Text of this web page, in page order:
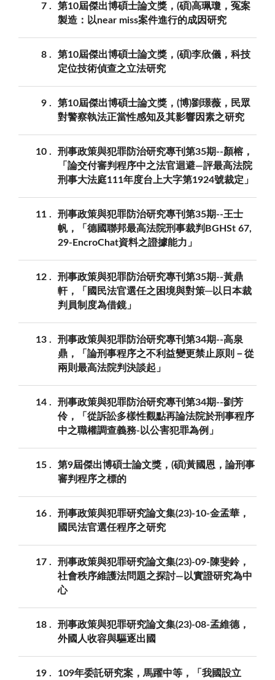
7
第10屆傑出博碩士論文獎，(碩)高珮瓊，冤案
製造：以near miss案件進行的成因研究
8
第10屆傑出博碩士論文獎，(碩)李欣儀，科技
定位技術偵查之立法研究
9
第10屆傑出博碩士論文獎，(博)劉璟薇，民眾
對警察執法正當性感知及其影響因素之研究
10
刑事政策與犯罪防治研究專刊第35期--顏榕，
「論交付審判程序中之法官迴避—評最高法院
刑事大法庭111年度台上大字第1924號裁定」
11
刑事政策與犯罪防治研究專刊第35期--王士
帆，「德國聯邦最高法院刑事裁判BGHSt 67,
29-EncroChat資料之證據能力」
12
刑事政策與犯罪防治研究專刊第35期--黃鼎
軒，「國民法官選任之困境與對策─以日本裁
判員制度為借鏡」
13
刑事政策與犯罪防治研究專刊第34期--高泉
鼎，「論刑事程序之不利益變更禁止原則－從
兩則最高法院判決談起」
14
刑事政策與犯罪防治研究專刊第34期--劉芳
伶，「從訴訟多樣性觀點再論法院於刑事程序
中之職權調查義務-以公害犯罪為例」
15
第9屆傑出博碩士論文獎，(碩)黃國恩，論刑事
審判程序之標的
16
刑事政策與犯罪研究論文集(23)-10-金孟華，
國民法官選任程序之研究
17
刑事政策與犯罪研究論文集(23)-09-陳斐鈴，
社會秩序維護法問題之探討—以實證研究為中
心
18
刑事政策與犯罪研究論文集(23)-08-孟維德，
外國人收容與驅逐出國
19
109年委託研究案，馬躍中等，「我國設立